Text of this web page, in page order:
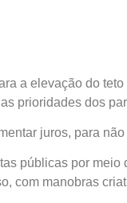
a elevação do
prioridades dos
juros, para
públicas por
com manobras